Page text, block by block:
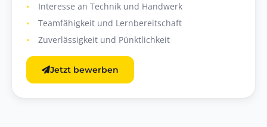
Interesse an Technik und Handwerk
Teamfähigkeit und Lernbereitschaft
Zuverlässigkeit und Pünktlichkeit
Jetzt bewerben